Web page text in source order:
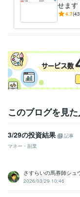
せます
（４週
4.7
このブログを見
3/29の投資結果
記事
マネー・副業
さすらいの馬券師シュ
2026/03/29 10:46